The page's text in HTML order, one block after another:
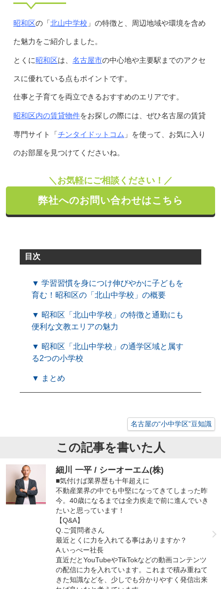
昭和区の「 北山中学校 」の特徴と、周辺地域や環境を含め
た魅力をご紹介しました。
とくに昭和区は、 名古屋市の中心地や主要駅までのアクセ
スに優れている点もポイントです。
仕事と子育てを両立できるおすすめのエリアです。
昭和区内の賃貸物件をお探しの際には、ぜひ名古屋の賃貸
専門サイト「 チンタイドットコム 」を使って、お気に入り
のお部屋を見つけてくださいね。
＼お気軽にご相談ください！／
弊社へのお問い合わせはこちら
目次
▼ 学習習慣を身につけ伸びやかに子どもを
育む！昭和区の「北山中学校」の概要
▼ 昭和区「北山中学校」の特徴と通勤にも
便利な文教エリアの魅力
▼ 昭和区「北山中学校」の通学区域と属す
る2つの小学校
▼ まとめ
名古屋の“小中学区”豆知識
この記事を書いた人
細川 一平 / シーオーエム(株)
■気付けば業界歴も十年超えに
不動産業界の中でも中堅になってきてしまった昨
今。40歳になるまでは全力疾走で前に進んでいき
たいと思っています！
【Q&A】
Q.ご質問者さん
最近とくに力を入れてる事はありますか？
A.いっぺー社長
直近だとYouTubeやTikTokなどの動画コンテンツ
の配信に力を入れています。これまで積み重ねて
きた知識などを、少しでも分かりやすく発信出来